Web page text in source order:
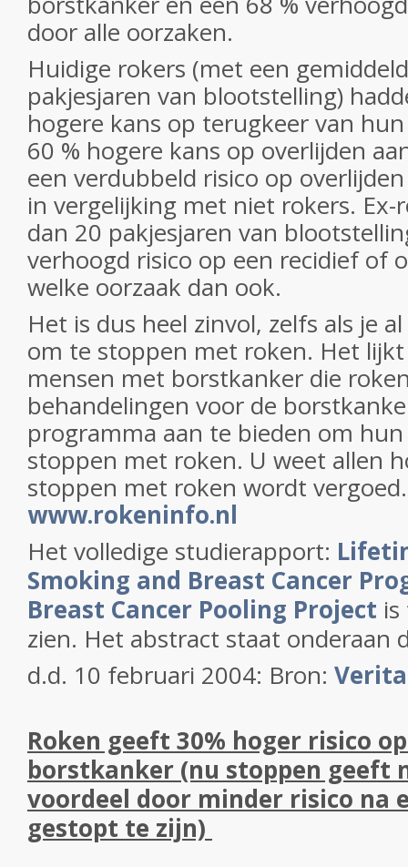
door alle oorzaken.
Huidige rokers (met een
pakjesjaren van blootstelling)
hogere kans op terugkeer van
60 % hogere kans op overlijden
een verdubbeld risico op
in vergelijking met niet rokers.
dan 20 pakjesjaren van
verhoogd risico op een recidief of
welke oorzaak dan ook.
Het is dus heel zinvol, zelfs als je
om te stoppen met roken. Het
mensen met borstkanker die
behandelingen voor de
programma aan te bieden om
stoppen met roken. U weet allen
stoppen met roken wordt
www.rokeninfo.nl
Het volledige studierapport:
Smoking and Breast Cancer
Breast Cancer Pooling Project
zien. Het abstract staat onderaan
d.d. 10 februari 2004: Bron:
Roken geeft 30% hoger risico
borstkanker (nu stoppen geeft
voordeel door minder risico na
gestopt te zijn)